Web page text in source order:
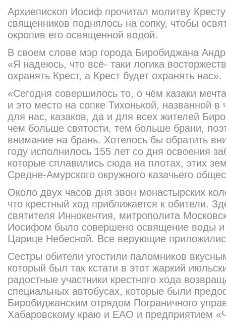
Архиепископ Иосиф прочитал молитву
священников поднялось на сопку, чтобы
окропив его освященной водой.
В своем слове мэр города Биробиджана
«Я надеюсь, что всё- таки логика
охранять Крест, а Крест будет охранять нас».
«Сегодня совершилось то, о чём казаки
и это место на сопке Тихонькой, названной в
для нас, казаков, да и для всех жителей
чем больше святости, тем больше брани,
внимание на брань. Хотелось бы обратить
году исполнилось 155 лет со дня освоения
которые сплавились сюда на плотах, этих
Средне-Амурского окружного казачьего
Около двух часов дня звон монастырских
что крестный ход приближается к обители.
святителя Иннокентия, митрополита
Иосифом было совершено освящение воды и
Царице Небесной. Все верующие
Сестры обители угостили паломников
который был так кстати в этот жаркий
радостные участники крестного хода
специальных автобусах, которые были
Биробиджанским отрядом Пограничного
Хабаровскому краю и ЕАО и предприятием